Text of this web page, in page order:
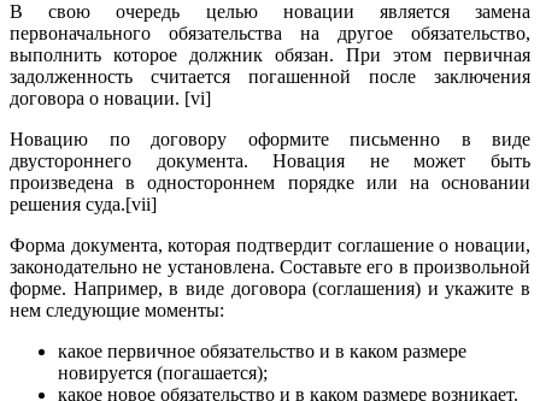
В свою очередь целью новации является замена
первоначального обязательства на другое обязательство,
выполнить которое должник обязан. При этом первичная
задолженность считается погашенной после заключения
договора о новации. [vi]
Новацию по договору оформите письменно в виде
двустороннего документа. Новация не может быть
произведена в одностороннем порядке или на основании
решения суда.[vii]
Форма документа, которая подтвердит соглашение о новации,
законодательно не установлена. Составьте его в произвольной
форме. Например, в виде договора (соглашения) и укажите в
нем следующие моменты:
какое первичное обязательство и в каком размере
новируется (погашается);
какое новое обязательство и в каком размере возникает.